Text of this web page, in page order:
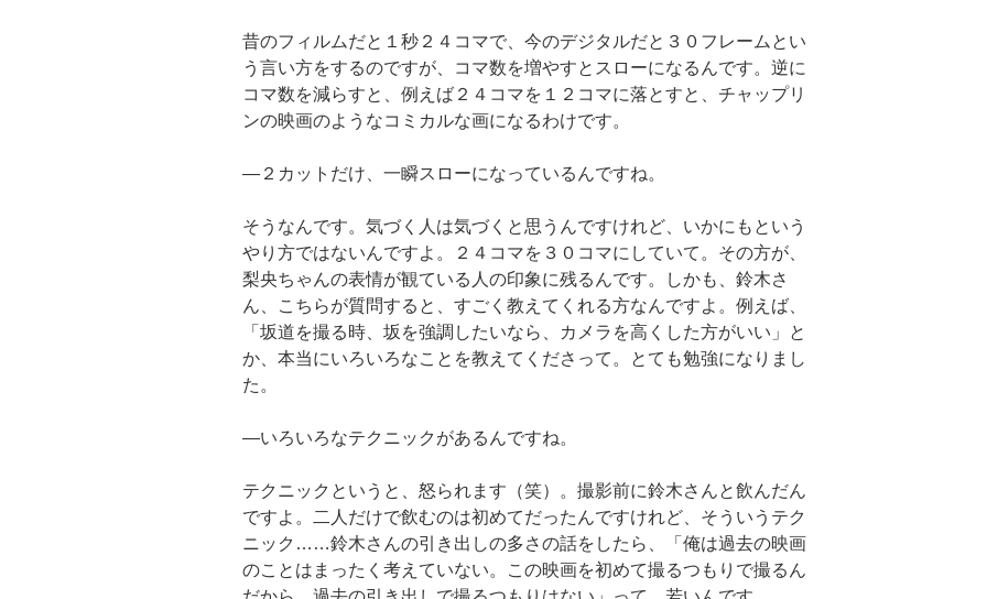
昔のフィルムだと１秒２４コマで、今のデジタルだと３０フレームとい
う言い方をするのですが、コマ数を増やすとスローになるんです。逆に
コマ数を減らすと、例えば２４コマを１２コマに落とすと、チャップリ
ンの映画のようなコミカルな画になるわけです。
―２カットだけ、一瞬スローになっているんですね。
そうなんです。気づく人は気づくと思うんですけれど、いかにもという
やり方ではないんですよ。２４コマを３０コマにしていて。その方が、
梨央ちゃんの表情が観ている人の印象に残るんです。しかも、鈴木さ
ん、こちらが質問すると、すごく教えてくれる方なんですよ。例えば、
「坂道を撮る時、坂を強調したいなら、カメラを高くした方がいい」と
か、本当にいろいろなことを教えてくださって。とても勉強になりまし
た。
―いろいろなテクニックがあるんですね。
テクニックというと、怒られます（笑）。撮影前に鈴木さんと飲んだん
ですよ。二人だけで飲むのは初めてだったんですけれど、そういうテク
ニック……鈴木さんの引き出しの多さの話をしたら、「俺は過去の映画
のことはまったく考えていない。この映画を初めて撮るつもりで撮るん